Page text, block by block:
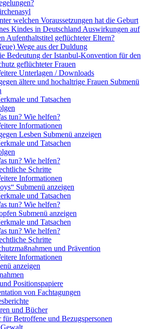
welchen Voraussetzungen hat die Geburt
Kindes in Deutschland Auswirkungen auf
Aufenthaltstitel geflüchteter Eltern?
Wege aus der Duldung
Bedeutung der Istanbul-Konvention für den
geflüchteter Frauen
Unterlagen / Downloads
ältere und hochaltrige Frauen Submenü
und Tatsachen
tun? Wie helfen?
Informationen
Lesben Submenü anzeigen
und Tatsachen
tun? Wie helfen?
Schritte
Informationen
Submenü anzeigen
und Tatsachen
tun? Wie helfen?
Submenü anzeigen
und Tatsachen
tun? Wie helfen?
Schritte
und Prävention
Informationen
anzeigen
Positionspapiere
von Fachtagungen
und Bücher
Betroffene und Bezugspersonen